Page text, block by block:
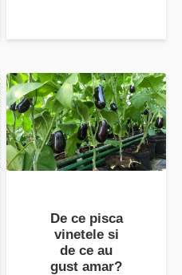
De ce pisca
vinetele si
de ce au
gust amar?